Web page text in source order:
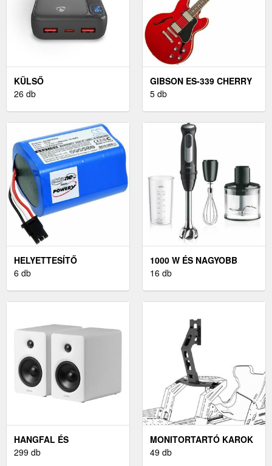
KÜLSŐ
AKKUMULÁTOROK ÉS
26 db
GIBSON ES-339 CHERRY
5 db
HELYETTESÍTŐ
ROBOTPORSZÍVÓ AKKU
6 db
1000 W ÉS NAGYOBB
16 db
HANGFAL ÉS
HANGSZÓRÓ
299 db
MONITORTARTÓ KAROK
ÉS KONZOLOK
49 db